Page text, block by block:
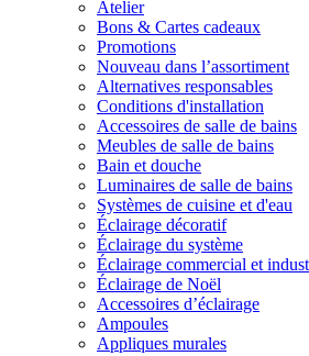
Atelier
Bons & Cartes cadeaux
Promotions
Nouveau dans l’assortiment
Alternatives responsables
Conditions d'installation
Accessoires de salle de bains
Meubles de salle de bains
Bain et douche
Luminaires de salle de bains
Systèmes de cuisine et d'eau
Éclairage décoratif
Éclairage du système
Éclairage commercial et
Éclairage de Noël
Accessoires d’éclairage
Ampoules
Appliques murales